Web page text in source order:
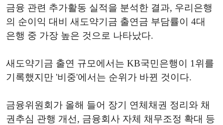
금융 관련 추가활동 실적을 분석한 결과, 우리은행
의 순이익 대비 새도약기금 출연금 부담률이 4대
은행 중 가장 높은 것으로 나타났다.
새도약기금 출연 규모에서는 KB국민은행이 1위를
기록했지만 '비중'에서는 순위가 바뀐 것이다.
금융위원회가 올해 들어 장기 연체채권 정리와 채
권추심 관행 개선, 금융회사 자체 채무조정 확대 등